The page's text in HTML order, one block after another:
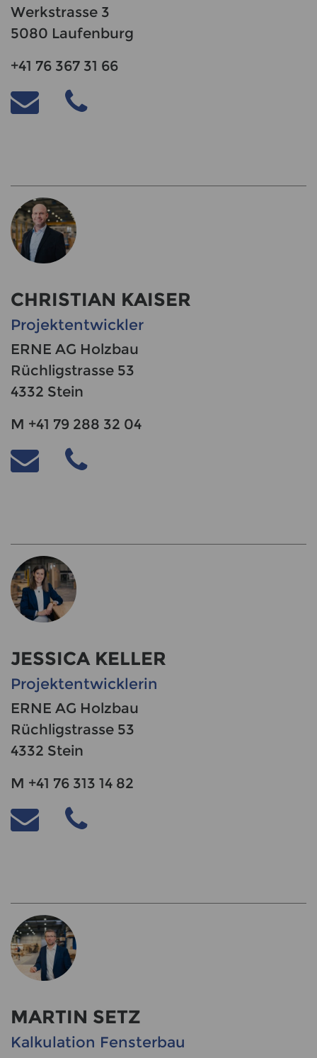
Werkstrasse 3
5080 Laufenburg
+41 76 367 31 66
CHRISTIAN KAISER
Projektentwickler
ERNE AG Holzbau
Rüchligstrasse 53
4332 Stein
M +41 79 288 32 04
JESSICA KELLER
Projektentwicklerin
ERNE AG Holzbau
Rüchligstrasse 53
4332 Stein
M +41 76 313 14 82
MARTIN SETZ
Kalkulation Fensterbau